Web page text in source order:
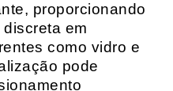
proporcionando
em
como vidro e
pode